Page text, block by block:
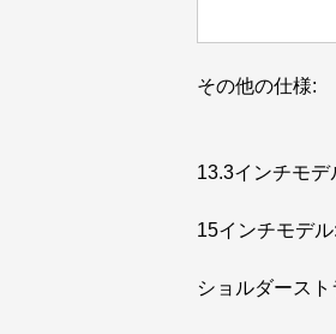
その他の仕様:
13.3インチモ
15インチモデ
ショルダース